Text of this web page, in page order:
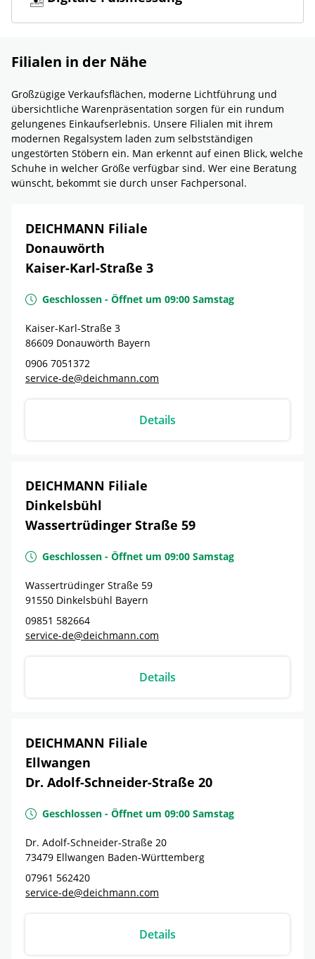
Filialen in der Nähe
Großzügige Verkaufsflächen, moderne Lichtführung und
übersichtliche Warenpräsentation sorgen für ein rundum
gelungenes Einkaufserlebnis. Unsere Filialen mit ihrem
modernen Regalsystem laden zum selbstständigen
ungestörten Stöbern ein. Man erkennt auf einen Blick, welche
Schuhe in welcher Größe verfügbar sind. Wer eine Beratung
wünscht, bekommt sie durch unser Fachpersonal.
DEICHMANN Filiale
Donauwörth
Kaiser-Karl-Straße 3
Geschlossen - Öffnet um 09:00 Samstag
Kaiser-Karl-Straße 3
86609 Donauwörth Bayern
0906 7051372
service-de@deichmann.com
Details
DEICHMANN Filiale
Dinkelsbühl
Wassertrüdinger Straße 59
Geschlossen - Öffnet um 09:00 Samstag
Wassertrüdinger Straße 59
91550 Dinkelsbühl Bayern
09851 582664
service-de@deichmann.com
Details
DEICHMANN Filiale
Ellwangen
Dr. Adolf-Schneider-Straße 20
Geschlossen - Öffnet um 09:00 Samstag
Dr. Adolf-Schneider-Straße 20
73479 Ellwangen Baden-Württemberg
07961 562420
service-de@deichmann.com
Details